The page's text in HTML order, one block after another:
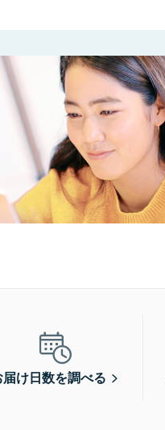
届け日数を調べる